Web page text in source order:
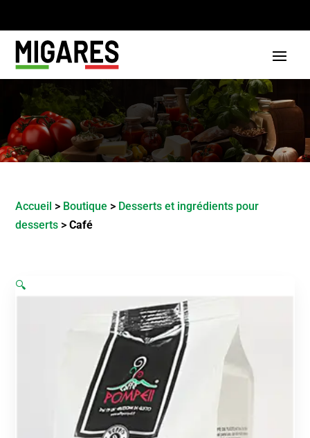
Accueil > Boutique > Desserts et ingrédients pour
desserts >Café
🔍